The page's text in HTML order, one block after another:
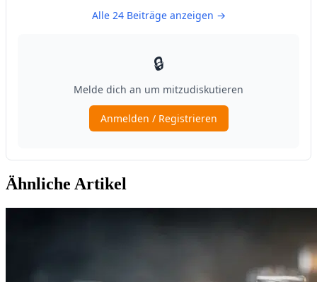
Ähnliche Artikel